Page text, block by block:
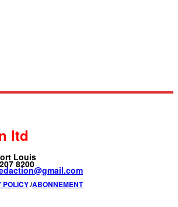
ltd
Louis
8200
/ABONNEMENT